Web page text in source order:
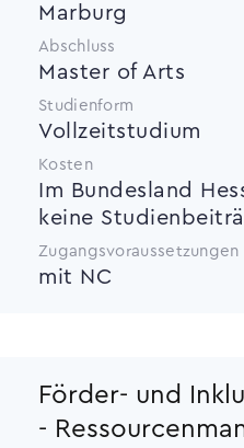
Marburg
Abschluss
Master of Arts
Studienform
Vollzeitstudium
Kosten
Im Bundesland
keine
Zugangsvoraussetzungen
mit NC
Förder- und
-